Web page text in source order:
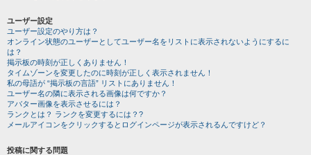
ユーザー設定
ユーザー設定のやり方は？
オンライン状態のユーザーとしてユーザー名をリストに表示されないようにするに
は？
掲示板の時刻が正しくありません！
タイムゾーンを変更したのに時刻が正しく表示されません！
私の母語が “掲示板の言語” リストにありません！
ユーザー名の隣に表示される画像は何ですか？
アバター画像を表示させるには？
ランクとは？ ランクを変更するには？?
メールアイコンをクリックするとログインページが表示されるんですけど？
投稿に関する問題